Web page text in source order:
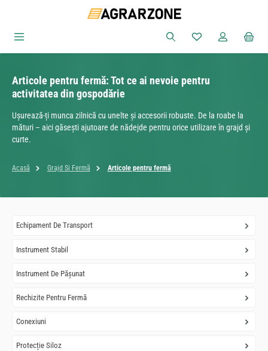
Sari la conținutul principal
Aveți 0 articole
Articole pentru fermă: Tot ce ai nevoie pentru
activitatea din gospodărie
Ușurează-ți munca zilnică cu unelte și accesorii robuste. De la roabe la
mături – aici găsești ajutoare de nădejde pentru orice utilizare în grajd și
curte.
Acasă Grajd Si Fermă Articole pentru fermă
Echipament De Transport
Instrument Stabil
Instrument De Pășunat
Rechizite Pentru Fermă
Conexiuni
Protecție Siloz